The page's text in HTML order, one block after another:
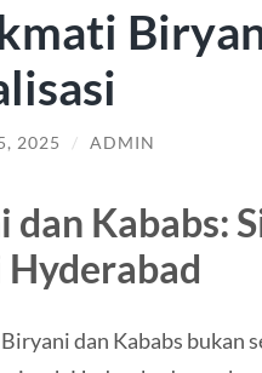
2025 / ADMIN
dan Kababs:
Hyderabad
dan Kababs bukan